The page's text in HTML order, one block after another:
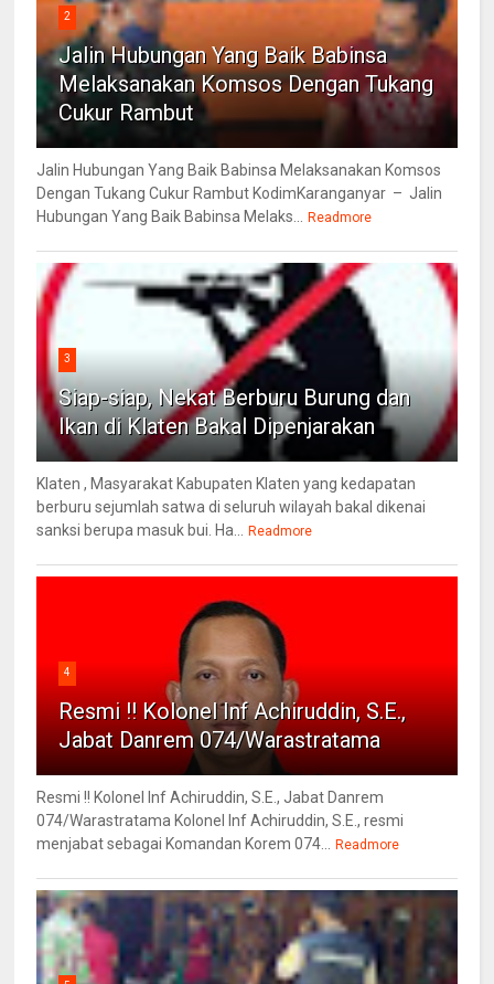
2
Jalin Hubungan Yang Baik Babinsa
Melaksanakan Komsos Dengan Tukang
Cukur Rambut
Jalin Hubungan Yang Baik Babinsa Melaksanakan Komsos
Dengan Tukang Cukur Rambut KodimKaranganyar – Jalin
Hubungan Yang Baik Babinsa Melaks...
Readmore
3
Siap-siap, Nekat Berburu Burung dan
Ikan di Klaten Bakal Dipenjarakan
Klaten , Masyarakat Kabupaten Klaten yang kedapatan
berburu sejumlah satwa di seluruh wilayah bakal dikenai
sanksi berupa masuk bui. Ha...
Readmore
4
Resmi !! Kolonel Inf Achiruddin, S.E.,
Jabat Danrem 074/Warastratama
Resmi !! Kolonel Inf Achiruddin, S.E., Jabat Danrem
074/Warastratama Kolonel Inf Achiruddin, S.E., resmi
menjabat sebagai Komandan Korem 074...
Readmore